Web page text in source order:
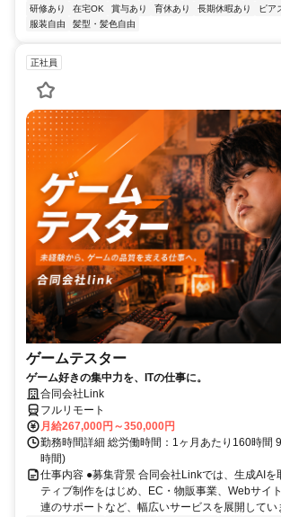
研修あり
在宅OK 賞与あり 育休あり 長期休暇あり ピア
服装自由
髪型・髪色自由
正社員
ゲームテスター
ゲーム好きの集中力を、ITの仕事に。
合同会社Link
フルリモート
月給267,000円～350,000円
勤務時間詳細 総労働時間：1ヶ月あたり160時間
時間)
仕事内容 ●募集背景 合同会社Linkでは、生成AIを
ティブ制作をはじめ、EC・物販事業、Webサイ
連のサポートなど、幅広いサービスを展開してい